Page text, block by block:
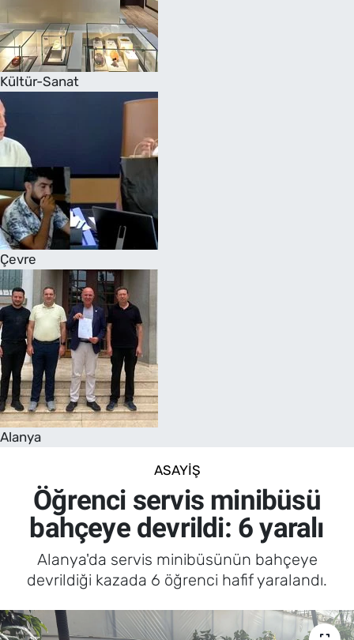
Kültür-Sanat
Çevre
Alanya
ASAYIŞ
Öğrenci servis minibüsü
bahçeye devrildi: 6 yaralı
Alanya'da servis minibüsünün bahçeye
devrildiği kazada 6 öğrenci hafif yaralandı.